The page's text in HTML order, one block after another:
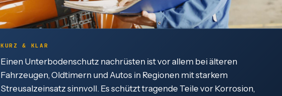
KURZ & KLAR
Einen Unterbodenschutz nachrüsten ist vor allem bei älteren
Fahrzeugen, Oldtimern und Autos in Regionen mit starkem
Streusalzeinsatz sinnvoll. Es schützt tragende Teile vor Korrosion,